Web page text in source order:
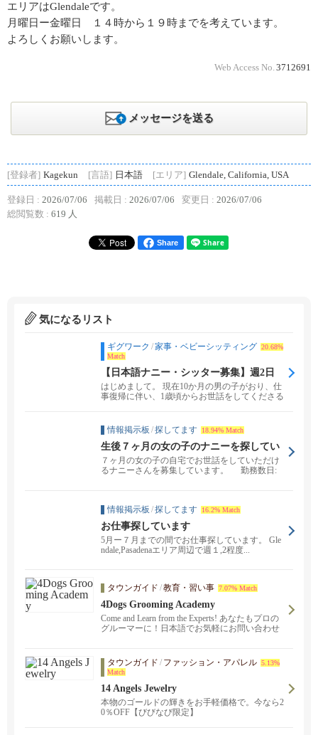
エリアはGlendaleです。
月曜日ー金曜日 １４時から１９時までを考えています。
よろしくお願いします。
Web Access No. 3712691
メッセージを送る
[登録者] Kagekun [言語] 日本語 [エリア] Glendale, California, USA
登録日 : 2026/07/06 掲載日 : 2026/07/06 変更日 : 2026/07/06
総閲覧数 : 619 人
Share
気になるリスト
ギグワーク /家事・ベビーシッティング 20.68%
Match
【日本語ナニー・シッター募集】週2日
（1歳男児）
はじめまして。 現在10か月の男の子がおり、仕
事復帰に伴い、1歳頃からお世話をしてくださる
情報掲示板 /探してます 18.94% Match
生後７ヶ月の女の子のナニーを探してい
ます。(Culver City)
７ヶ月の女の子の自宅でお世話をしていただけ
るナニーさんを募集しています。 勤務数日:
情報掲示板 /探してます 16.2% Match
お仕事探しています
5月ー７月までの間でお仕事探しています。 Gle
ndale,Pasadenaエリア周辺で週１,2程度...
タウンガイド /教育・習い事 7.07% Match
4Dogs Grooming Academy
Come and Learn from the Experts! あなたもプロの
グルーマーに！日本語でお気軽にお問い合わせ
でスキルアップを目指している方大歓迎！
タウンガイド / ファッション・アパレル 5.13%
Match
14 Angels Jewelry
本物のゴールドの輝きをお手軽価格で。今なら2
0％OFF【びびなび限定】